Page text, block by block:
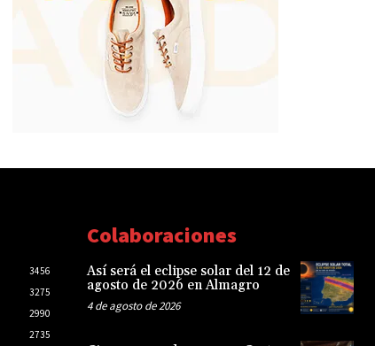
3456
3275
2990
2735
Colaboraciones
Así será el eclipse solar del 12 de
agosto de 2026 en Almagro
4 de agosto de 2026